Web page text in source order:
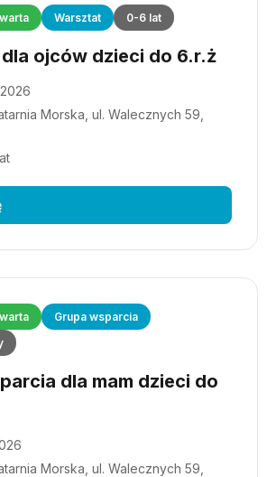
Warsztat 0-6 lat
ojców dzieci do 6.r.ż
Morska, ul. Walecznych 59,
Grupa wsparcia
dla mam dzieci do
Morska, ul. Walecznych 59,